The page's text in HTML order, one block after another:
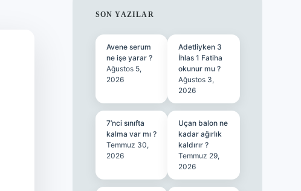
SIDEBAR
SON YAZILAR
Avene serum
ne işe yarar ?
Ağustos 5,
2026
Adetliyken 3
İhlas 1 Fatiha
okunur mu ?
Ağustos 3,
2026
7’nci sınıfta
kalma var mı ?
Temmuz 30,
2026
Uçan balon ne
kadar ağırlık
kaldırır ?
Temmuz 29,
2026